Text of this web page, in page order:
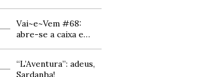
Vai~e~Vem #68:
abre-se a caixa e…
“L’Aventura”: adeus,
Sardanha!